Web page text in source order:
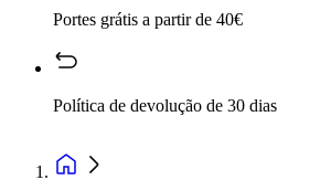
Portes grátis a partir de 40€
Política de devolução de 30 dias